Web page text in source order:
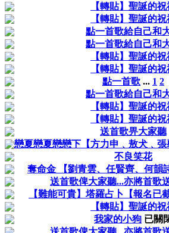
【轉貼】聖誕的祝
【轉貼】聖誕的祝
點一首歌給自己和
點一首歌給自己和
【轉貼】聖誕的祝
【轉貼】聖誕的祝
點一首歌 ... 1 2
點一首歌給自己和
【轉貼】聖誕的祝
【轉貼】聖誕的祝
送首歌畀大家聽
戀夏戀夏戀戀下【方力申﹑敖犬﹑張
不良笑花
奪命金 【劉青雲、任賢齊、何韻
送首歌俾大家聽...亦將首歌
【難能可貴】塔羅占卜【報名已
【轉貼】聖誕的祝
我家的小狗 已關